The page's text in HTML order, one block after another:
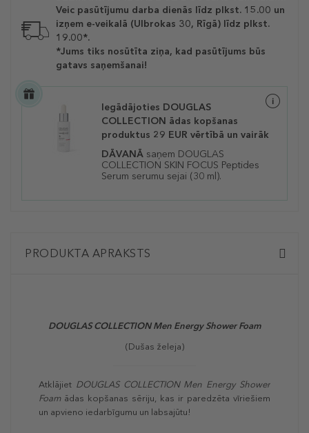
Veic pasūtījumu darba dienās līdz plkst. 15.00 un
izņem e-veikalā (Ulbrokas 30, Rīgā) līdz plkst.
19.00*.
*Jums tiks nosūtīta ziņa, kad pasūtījums būs
gatavs saņemšanai!
Iegādājoties DOUGLAS
COLLECTION ādas kopšanas
produktus 29 EUR vērtībā un vairāk
DĀVANĀ saņem DOUGLAS
COLLECTION SKIN FOCUS Peptides
Serum serumu sejai (30 ml).
PRODUKTA APRAKSTS
DOUGLAS COLLECTION Men Energy Shower Foam
(Dušas želeja)
Atklājiet DOUGLAS COLLECTION Men Energy Shower
Foamādas kopšanas sēriju, kas ir paredzēta vīriešiem
un apvieno iedarbīgumu un labsajūtu!